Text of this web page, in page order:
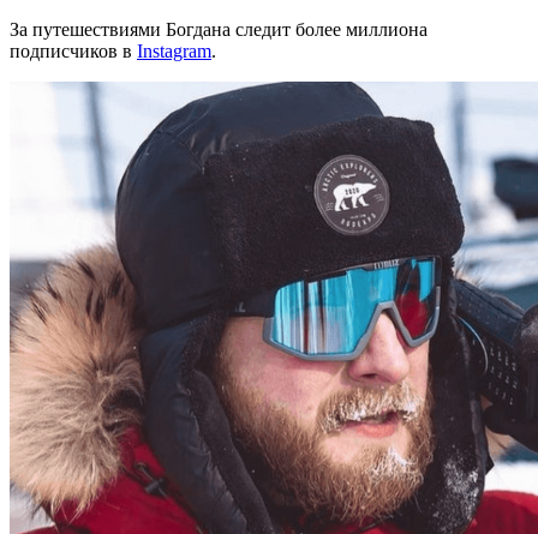
За путешествиями Богдана следит более миллиона
подписчиков в Instagram.